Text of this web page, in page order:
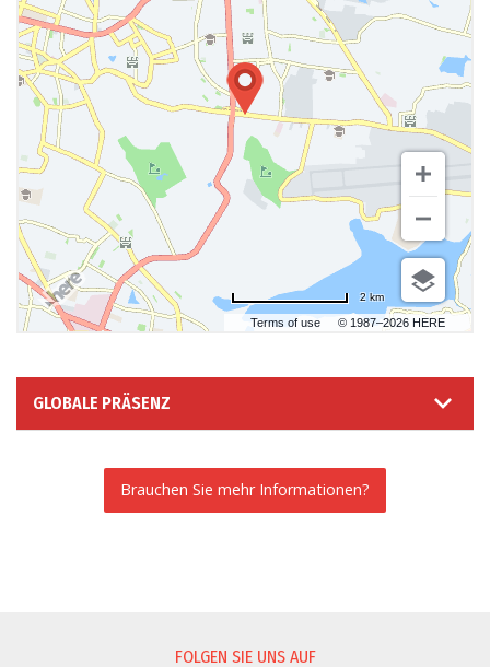
Terms of use © 1987–2026 HERE
2 km
GLOBALE PRÄSENZ
Brauchen Sie mehr Informationen?
FOLGEN SIE UNS AUF